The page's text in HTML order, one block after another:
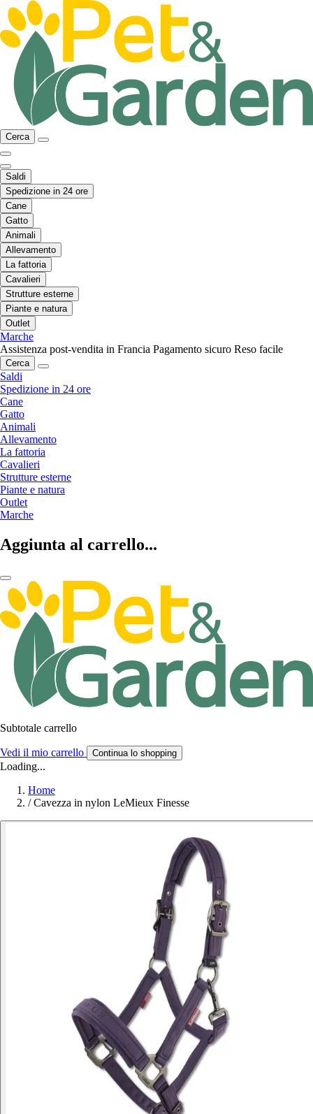
Cerca
Saldi
Spedizione in 24 ore
Cane
Gatto
Animali
Allevamento
La fattoria
Cavalieri
Strutture esterne
Piante e natura
Outlet
Marche
Assistenza post-vendita in Francia Pagamento sicuro Reso facile
Cerca
Saldi
Spedizione in 24 ore
Cane
Gatto
Animali
Allevamento
La fattoria
Cavalieri
Strutture esterne
Piante e natura
Outlet
Marche
Aggiunta al carrello...
Subtotale carrello
Vedi il mio carrello Continua lo shopping
Loading...
Home
/ Cavezza in nylon LeMieux Finesse